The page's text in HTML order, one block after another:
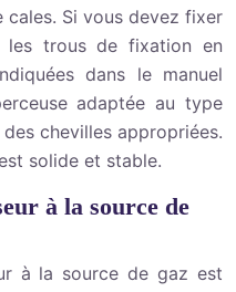
cales. Si vous devez fixer
les trous de fixation en
dans le manuel
adaptée au type
chevilles appropriées.
solide et stable.
à la source de
à la source de gaz est